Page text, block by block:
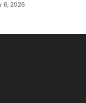
6, 2026